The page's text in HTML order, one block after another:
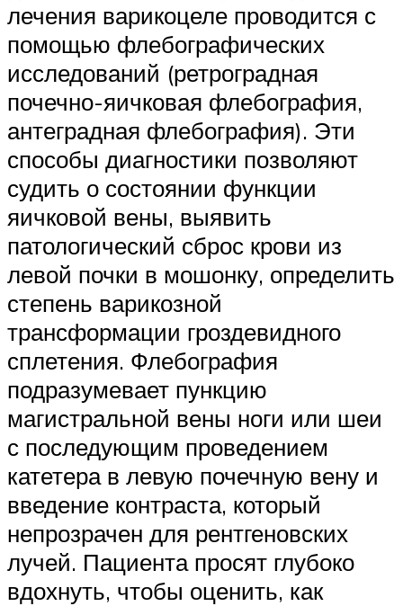
лечения варикоцеле проводится с
помощью флебографических
исследований (ретроградная
почечно-яичковая флебография,
антеградная флебография). Эти
способы диагностики позволяют
судить о состоянии функции
яичковой вены, выявить
патологический сброс крови из
левой почки в мошонку, определить
степень варикозной
трансформации гроздевидного
сплетения. Флебография
подразумевает пункцию
магистральной вены ноги или шеи
с последующим проведением
катетера в левую почечную вену и
введение контраста, который
непрозрачен для рентгеновских
лучей. Пациента просят глубоко
вдохнуть, чтобы оценить, как